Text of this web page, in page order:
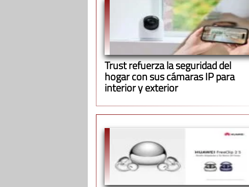
Trust refuerza la seguridad del
hogar con sus cámaras IP para
interior y exterior